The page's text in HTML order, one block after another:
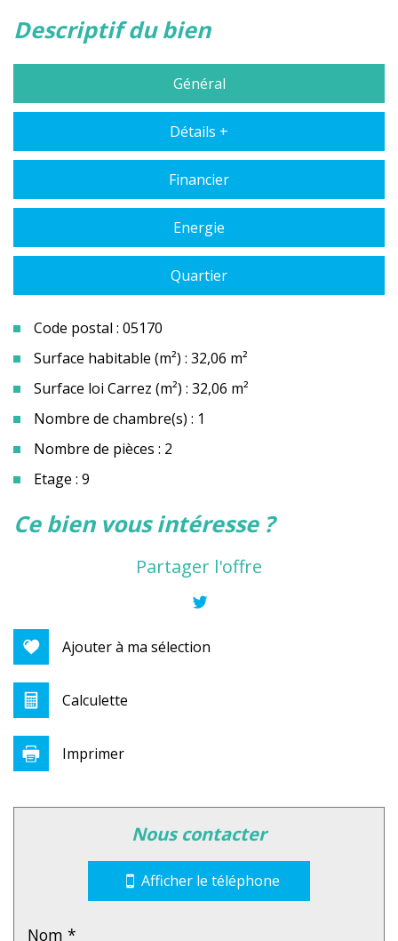
descriptif du bien
Général
Détails +
Financier
Energie
Quartier
Code postal : 05170
Surface habitable (m²) : 32,06 m²
Surface loi Carrez (m²) : 32,06 m²
Nombre de chambre(s) : 1
Nombre de pièces : 2
Etage : 9
la ville de merlette (05170)
statistiques
Nous n'avons pas pu déterminer de statistiques
ce bien vous intéresse ?
Partager l'offre
Ajouter à ma sélection
Calculette
Imprimer
nous contacter
Afficher le téléphone